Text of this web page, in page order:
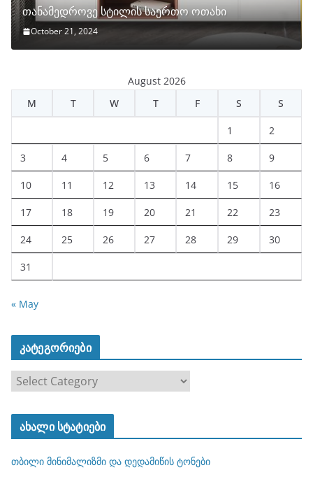
თანამედროვე სტილის საერთო ოთახი
October 21, 2024
August 2026
M
T W T F S S
1 2
3 4 5 6 7 8 9
10 11 12 13 14 15 16
17 18 19 20 21 22 23
24 25 26 27 28 29 30
31
« May
კატეგორიები
ა
ტ
ო
ახალი სტატიები
თბილი მინიმალიზმი და დედამიწის ტონები